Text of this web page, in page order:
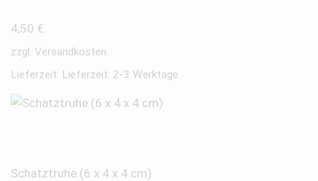
4,50 €
zzgl. Versandkosten
Lieferzeit: Lieferzeit: 2-3 Werktage
Schatztruhe (6 x 4 x 4 cm)